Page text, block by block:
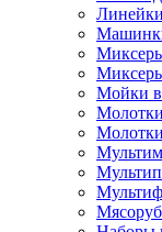
Линейки
Мойки
Молотки